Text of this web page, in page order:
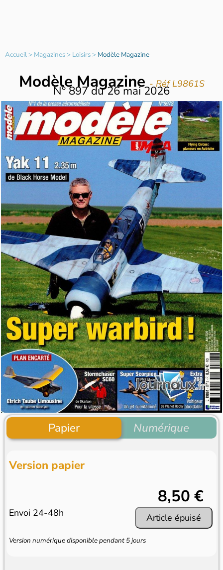
Accueil> Magazines> Loisirs> Modèle Magazine
Modèle Magazine- Réf L9861S
N°897du26 mai 2026
Papier Numérique
Version papier
Envoi 24-48h
8,50 €
Article épuisé
Version numérique disponible pendant 5 jours